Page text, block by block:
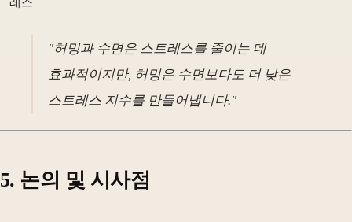
"허밍과 수면은 스트레스를 줄이는 데
효과적이지만, 허밍은 수면보다도 더 낮은
스트레스 지수를 만들어냅니다."
5. 논의 및 시사점